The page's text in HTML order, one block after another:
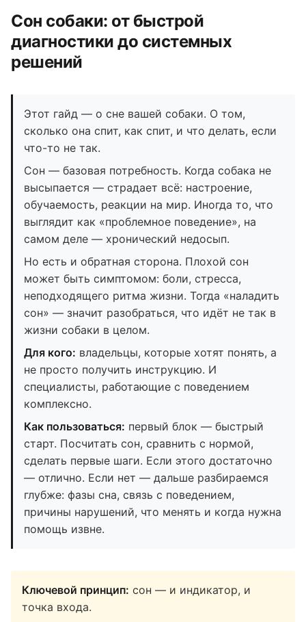
Сон собаки: от быстрой
диагностики до системных
решений
Этот гайд — о сне вашей собаки. О том,
сколько она спит, как спит, и что делать, если
что-то не так.
Сон — базовая потребность. Когда собака не
высыпается — страдает всё: настроение,
обучаемость, реакции на мир. Иногда то, что
выглядит как «проблемное поведение», на
самом деле — хронический недосып.
Но есть и обратная сторона. Плохой сон
может быть симптомом: боли, стресса,
неподходящего ритма жизни. Тогда «наладить
сон» — значит разобраться, что идёт не так в
жизни собаки в целом.
Для кого: владельцы, которые хотят понять, а
не просто получить инструкцию. И
специалисты, работающие с поведением
комплексно.
Как пользоваться: первый блок — быстрый
старт. Посчитать сон, сравнить с нормой,
сделать первые шаги. Если этого достаточно
— отлично. Если нет — дальше разбираемся
глубже: фазы сна, связь с поведением,
причины нарушений, что менять и когда нужна
помощь извне.
Ключевой принцип: сон — и индикатор, и
точка входа.